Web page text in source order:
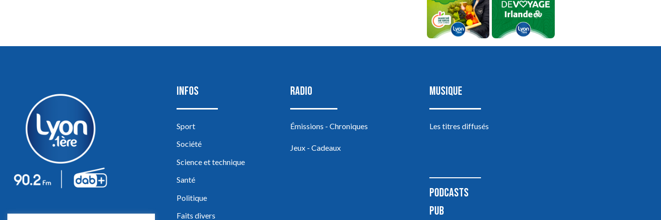
INFOS
Sport
Société
Science et technique
Santé
Politique
Faits divers
RADIO
Émissions - Chroniques
Jeux - Cadeaux
MUSIQUE
Les titres diffusés
PODCASTS
PUB